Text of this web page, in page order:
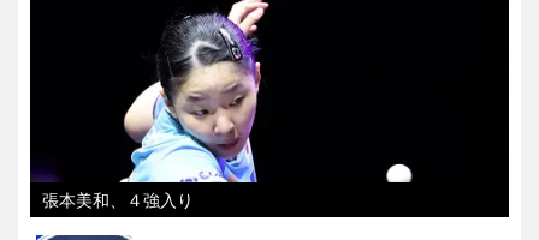
張本美和、４強入り